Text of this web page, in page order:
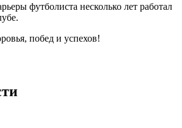
футболиста несколько лет работал
побед и успехов!